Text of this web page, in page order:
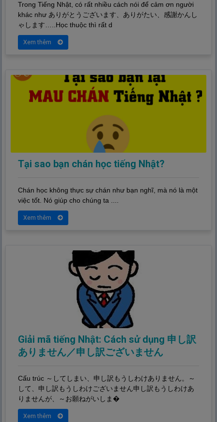
Trong Tiếng Nhật, có rất nhiều cách nói để cảm ơn người
khác như ありがとうございます、ありがたい、 感謝かんし
ゃします…..Học thuộc thì rất d
Xem thêm
Tại sao bạn chán học tiếng Nhật?
Chán học không thực sự chán như bạn nghĩ, mà nó là một
việc tốt. Nó giúp cho chúng ta ....
Xem thêm
Giải mã tiếng Nhật: Cách sử dụng 申し訳
ありません／申し訳ございません
Cấu trúc ～してしまい、 申 し訳
Nghĩa: Phiên dịch, lý do,
もうしわけありません。～
して、 申 し訳
Nghĩa: Phiên dịch, lý do,
もうしわけございません申 し訳 もうしわけあ
りませんが、～お願ねがいしま�
Xem thêm